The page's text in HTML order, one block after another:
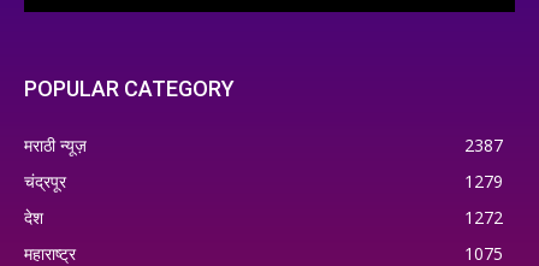
POPULAR CATEGORY
मराठी न्यूज़
2387
चंद्रपूर
1279
देश
1272
महाराष्ट्र
1075